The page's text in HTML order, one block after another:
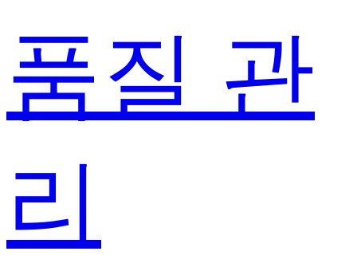
품질 관
리